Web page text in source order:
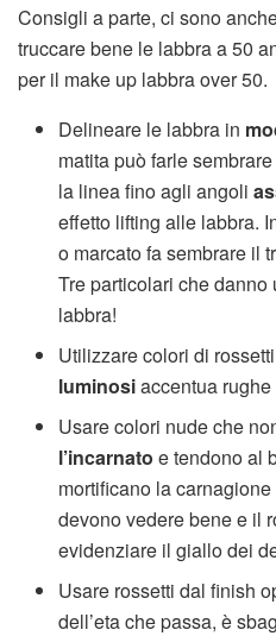
Consigli a parte, ci sono
truccare bene le labbra a 50
per il make up labbra over 50.
Delineare le labbra in
matita può farle
la linea fino agli angoli
effetto lifting alle labbra.
o marcato fa sembrare il
Tre particolari che
labbra!
Utilizzare colori di
luminosiaccentua
Usare colori nude che
l’incarnato e tendono al
mortificano la
devono vedere bene e il
evidenziare il giallo dei
Usare rossetti dal finish
dell’eta che passa, è